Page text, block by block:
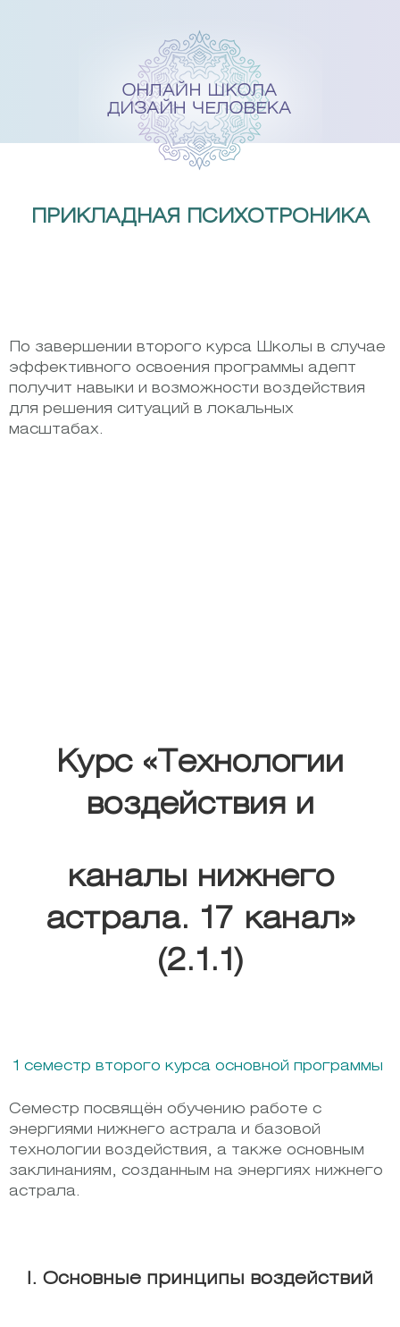
ПРИКЛАДНАЯ ПСИХОТРОНИКА
По завершении второго курса Школы в случае
эффективного освоения программы адепт
получит навыки и возможности воздействия
для решения ситуаций в локальных
масштабах.
Курс «Технологии
воздействия и
каналы нижнего
астрала. 17 канал»
(2.1.1)
1 семестр второго курса основной программы
Семестр посвящён обучению работе с
энергиями нижнего астрала и базовой
технологии воздействия, а также основным
заклинаниям, созданным на энергиях нижнего
астрала.
I. Основные принципы воздействий